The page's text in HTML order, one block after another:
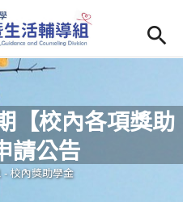
)
導)
content
【校內各項獎助
請公告
裡
-校內獎助學金